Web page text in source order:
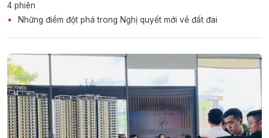
4 phiên
Những điểm đột phá trong Nghị quyết mới về đất đai